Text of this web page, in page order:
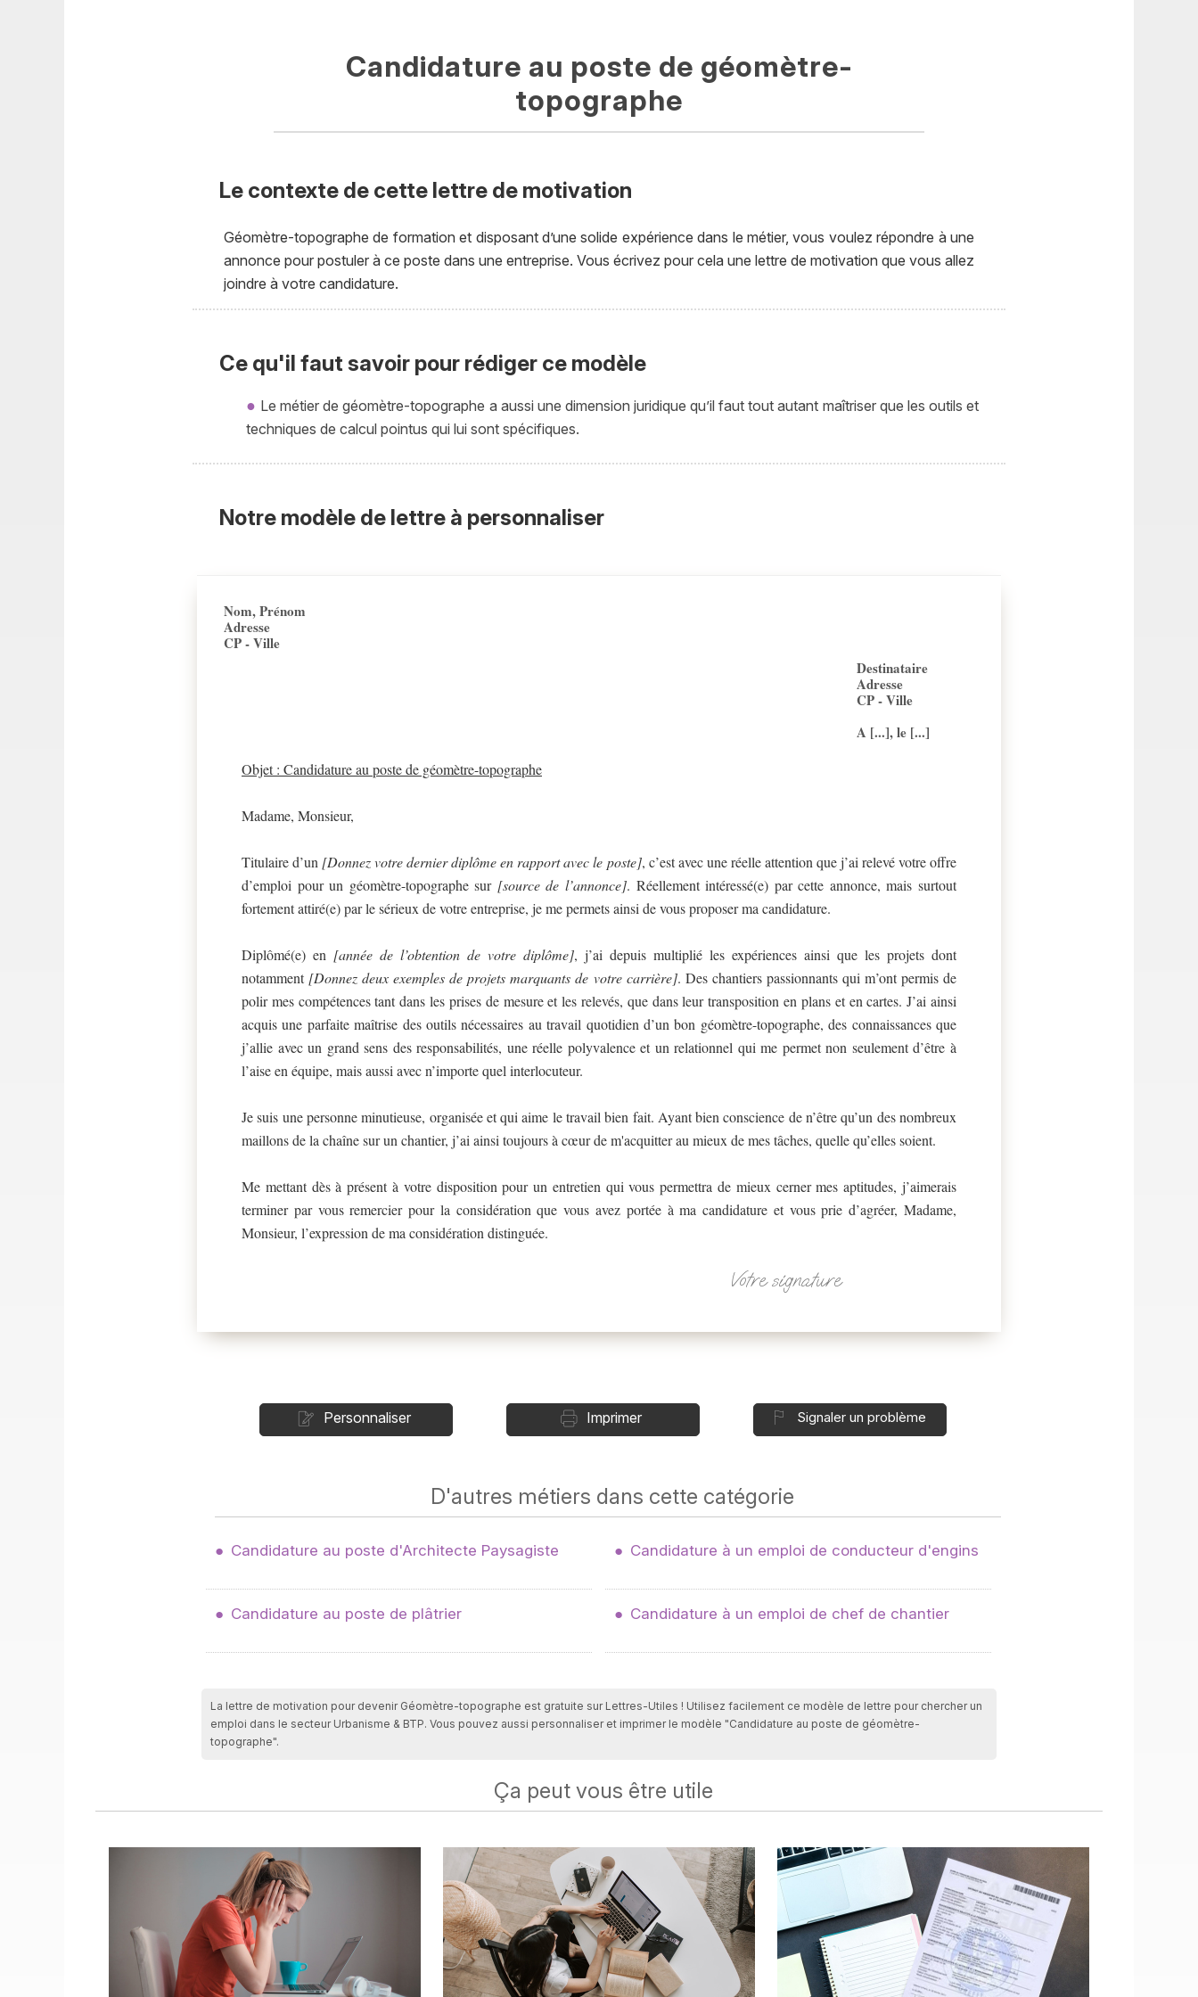
Candidature au poste de géomètre-
topographe
Le contexte de cette lettre de motivation
Géomètre-topographe de formation et disposant d’une solide expérience dans le métier, vous voulez répondre à une
annonce pour postuler à ce poste dans une entreprise. Vous écrivez pour cela une lettre de motivation que vous allez
joindre à votre candidature.
Ce qu'il faut savoir pour rédiger ce modèle
Le métier de géomètre-topographe a aussi une dimension juridique qu’il faut tout autant maîtriser que les outils et
techniques de calcul pointus qui lui sont spécifiques.
Notre modèle de lettre à personnaliser
Nom, Prénom
Adresse
CP - Ville
Destinataire
Adresse
CP - Ville
A [...], le [...]
Objet : Candidature au poste de géomètre-topographe
Madame, Monsieur,
Titulaire d’un [Donnez votre dernier diplôme en rapport avec le poste], c’est avec une réelle attention que j’ai relevé votre offre
d’emploi pour un géomètre-topographe sur [source de l’annonce]. Réellement intéressé(e) par cette annonce, mais surtout
fortement attiré(e) par le sérieux de votre entreprise, je me permets ainsi de vous proposer ma candidature.
Diplômé(e) en [année de l’obtention de votre diplôme], j’ai depuis multiplié les expériences ainsi que les projets dont
notamment [Donnez deux exemples de projets marquants de votre carrière]. Des chantiers passionnants qui m’ont permis de
polir mes compétences tant dans les prises de mesure et les relevés, que dans leur transposition en plans et en cartes. J’ai ainsi
acquis une parfaite maîtrise des outils nécessaires au travail quotidien d’un bon géomètre-topographe, des connaissances que
j’allie avec un grand sens des responsabilités, une réelle polyvalence et un relationnel qui me permet non seulement d’être à
l’aise en équipe, mais aussi avec n’importe quel interlocuteur.
Je suis une personne minutieuse, organisée et qui aime le travail bien fait. Ayant bien conscience de n’être qu’un des nombreux
maillons de la chaîne sur un chantier, j’ai ainsi toujours à cœur de m'acquitter au mieux de mes tâches, quelle qu’elles soient.
Me mettant dès à présent à votre disposition pour un entretien qui vous permettra de mieux cerner mes aptitudes, j’aimerais
terminer par vous remercier pour la considération que vous avez portée à ma candidature et vous prie d’agréer, Madame,
Monsieur, l’expression de ma considération distinguée.
Votre signature
Personnaliser Imprimer Signaler un problème
D'autres métiers dans cette catégorie
Candidature au poste d'Architecte Paysagiste Candidature à un emploi de conducteur d'engins
Candidature au poste de plâtrier Candidature à un emploi de chef de chantier
La lettre de motivation pour devenir Géomètre-topographe est gratuite sur Lettres-Utiles ! Utilisez facilement ce modèle de lettre pour chercher un
emploi dans le secteur Urbanisme & BTP. Vous pouvez aussi personnaliser et imprimer le modèle "Candidature au poste de géomètre-
topographe".
Ça peut vous être utile